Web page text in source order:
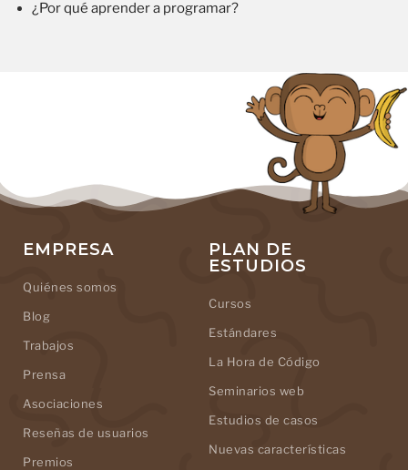
¿Por qué aprender a programar?
EMPRESA
Quiénes somos
Blog
Trabajos
Prensa
Asociaciones
Reseñas de usuarios
Premios
PLAN DE
ESTUDIOS
Cursos
Estándares
La Hora de Código
Seminarios web
Estudios de casos
Nuevas características